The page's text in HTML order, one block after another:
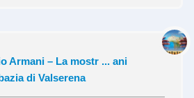
Armani – La mostr ... ani
di Valserena